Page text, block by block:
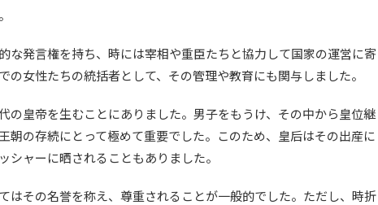
な発言権を持ち、時には宰相や重臣たちと協力して国家の運営に寄
の女性たちの統括者として、その管理や教育にも関与しました。
の皇帝を生むことにありました。男子をもうけ、その中から皇位継
朝の存続にとって極めて重要でした。このため、皇后はその出産に
シャーに晒されることもありました。
はその名誉を称え、尊重されることが一般的でした。ただし、時折